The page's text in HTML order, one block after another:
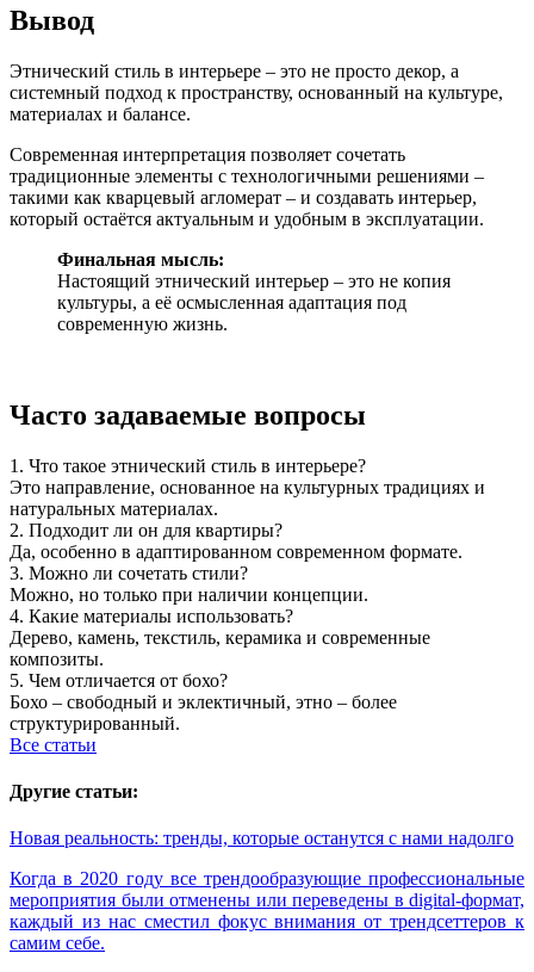
Вывод
Этнический стиль в интерьере – это не просто декор, а
системный подход к пространству, основанный на культуре,
материалах и балансе.
Современная интерпретация позволяет сочетать
традиционные элементы с технологичными решениями –
такими как кварцевый агломерат – и создавать интерьер,
который остаётся актуальным и удобным в эксплуатации.
Финальная мысль:
Настоящий этнический интерьер – это не копия
культуры, а её осмысленная адаптация под
современную жизнь.
Часто задаваемые вопросы
1. Что такое этнический стиль в интерьере?
Это направление, основанное на культурных традициях и
натуральных материалах.
2. Подходит ли он для квартиры?
Да, особенно в адаптированном современном формате.
3. Можно ли сочетать стили?
Можно, но только при наличии концепции.
4. Какие материалы использовать?
Дерево, камень, текстиль, керамика и современные
композиты.
5. Чем отличается от бохо?
Бохо – свободный и эклектичный, этно – более
структурированный.
Все статьи
Другие статьи:
Новая реальность: тренды, которые останутся с нами надолго
Когда в 2020 году все трендообразующие профессиональные
мероприятия были отменены или переведены в digital-формат,
каждый из нас сместил фокус внимания от трендсеттеров к
самим себе.